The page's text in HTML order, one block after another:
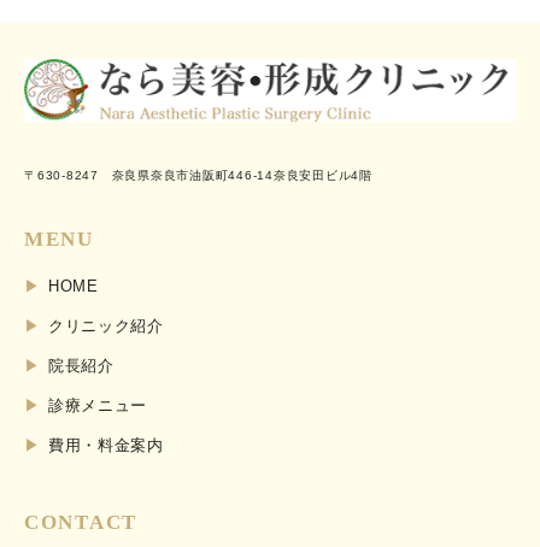
〒630-8247 奈良県奈良市油阪町446-14奈良安田ビル4階
MENU
HOME
クリニック紹介
院長紹介
診療メニュー
費用・料金案内
CONTACT